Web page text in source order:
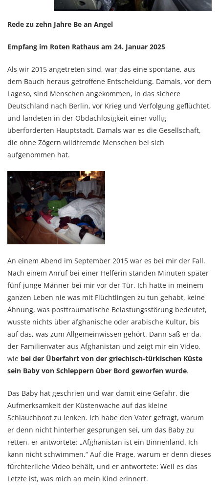
Rede zu zehn Jahre Be an Angel
Empfang im Roten Rathaus am 24. Januar 2025
Als wir 2015 angetreten sind, war das eine spontane, aus
dem Bauch heraus getroffene Entscheidung. Damals, vor dem
Lageso, sind Menschen angekommen, in das sichere
Deutschland nach Berlin, vor Krieg und Verfolgung geflüchtet,
und landeten in der Obdachlosigkeit einer völlig
überforderten Hauptstadt. Damals war es die Gesellschaft,
die ohne Zögern wildfremde Menschen bei sich
aufgenommen hat.
An einem Abend im September 2015 war es bei mir der Fall.
Nach einem Anruf bei einer Helferin standen Minuten später
fünf junge Männer bei mir vor der Tür. Ich hatte in meinem
ganzen Leben nie was mit Flüchtlingen zu tun gehabt, keine
Ahnung, was posttraumatische Belastungsstörung bedeutet,
wusste nichts über afghanische oder arabische Kultur, bis
auf das, was zum Allgemeinwissen gehört. Dann saß er da,
der Familienvater aus Afghanistan und zeigt mir ein Video,
wie bei der Überfahrt von der griechisch-türkischen Küste
sein Baby von Schleppern über Bord geworfen wurde.
Das Baby hat geschrien und war damit eine Gefahr, die
Aufmerksamkeit der Küstenwache auf das kleine
Schlauchboot zu lenken. Ich habe den Vater gefragt, warum
er denn nicht hinterher gesprungen sei, um das Baby zu
retten, er antwortete: „Afghanistan ist ein Binnenland. Ich
kann nicht schwimmen.“ Auf die Frage, warum er denn dieses
fürchterliche Video behält, und er antwortete: Weil es das
Letzte ist, was mich an mein Kind erinnert.